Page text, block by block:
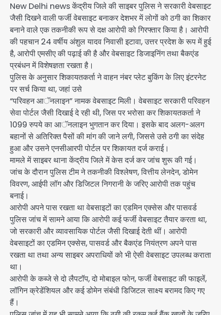
New Delhi news केंद्रीय जिले की साइबर पुलिस ने सरकारी वेबसाइट
जैसी दिखने वाली फर्जी वेबसाइट बनाकर देशभर में लोगों को ठगी का शिकार
बनाने वाले एक तकनीकी रूप से दक्ष आरोपी को गिरफ्तार किया है। आरोपी
की पहचान 24 वर्षीय अंशुल यादव निवासी इटावा, उत्तर प्रदेश के रूप में हुई
है, आरोपी एमसीए की पढ़ाई की है और वेबसाइट डिजाइनिंग तथा बैकएंड
प्रबंधन में विशेषज्ञता रखता है।
पुलिस के अनुसार शिकायतकर्ता ने वाहन नंबर प्लेट बुकिंग के लिए इंटरनेट
पर सर्च किया था, जहां उसे
“परिवहन आॅनलाइन” नामक वेबसाइट मिली। वेबसाइट सरकारी परिवहन
सेवा पोर्टल जैसी दिखाई दे रही थी, जिस पर भरोसा कर शिकायतकर्ता ने
1099 रुपये का आॅनलाइन भुगतान कर दिया। इसके बाद अलग-अलग
बहानों से अतिरिक्त पैसों की मांग की जाने लगी, जिससे उसे ठगी का संदेह
हुआ और उसने एनसीआरपी पोर्टल पर शिकायत दर्ज कराई।
मामले में साइबर थाना केंद्रीय जिले में केस दर्ज कर जांच शुरू की गई।
जांच के दौरान पुलिस टीम ने तकनीकी विश्लेषण, वित्तीय लेनदेन, डोमेन
विवरण, आईपी लॉग और डिजिटल निगरानी के जरिए आरोपी तक पहुंच
बनाई।
आरोपी अपने पास रखता था वेबसाइटों का एडमिन एक्सेस और पासवर्ड
पुलिस जांच में सामने आया कि आरोपी कई फर्जी वेबसाइट तैयार करता था,
जो सरकारी और व्यावसायिक पोर्टल जैसी दिखाई देती थीं। आरोपी
वेबसाइटों का एडमिन एक्सेस, पासवर्ड और बैकएंड नियंत्रण अपने पास
रखता था तथा अन्य साइबर अपराधियों को भी ऐसी वेबसाइट उपलब्ध कराता
था।
आरोपी के कब्जे से दो लैपटॉप, दो मोबाइल फोन, फर्जी वेबसाइट की फाइलें,
लॉगिन क्रेडेंशियल और कई डोमेन संबंधी डिजिटल साक्ष्य बरामद किए गए
हैं।